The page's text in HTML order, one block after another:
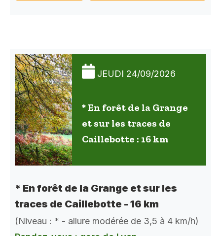
JEUDI 24/09/2026
* En forêt de la Grange
et sur les traces de
Caillebotte : 16 km
* En forêt de la Grange et sur les
traces de Caillebotte - 16 km
(Niveau : * - allure modérée de 3,5 à 4 km/h)